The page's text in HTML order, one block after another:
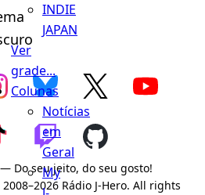
INDIE
JAPAN
Ver
grade...
Colunas
Notícias
em
Geral
My
— Do seu jeito, do seu gosto!
Rádio J-Hero. All rights